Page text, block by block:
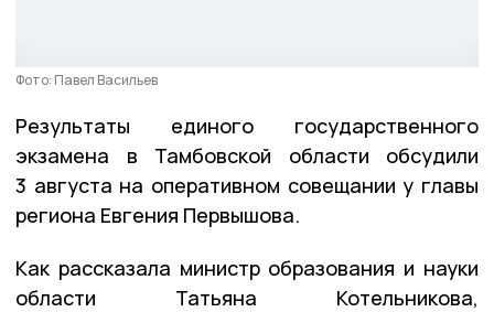
Фото: Павел Васильев
Результаты единого государственного
экзамена в Тамбовской области обсудили
3 августа на оперативном совещании у главы
региона Евгения Первышова.
Как рассказала министр образования и науки
области Татьяна Котельникова,